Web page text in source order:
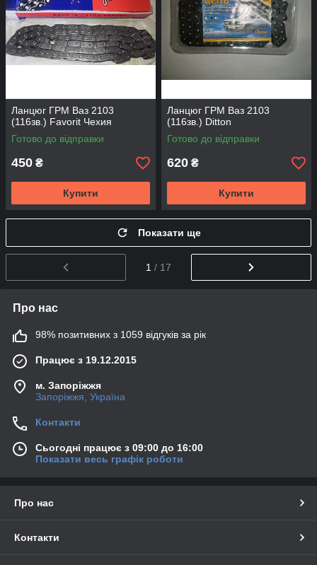
Ланцюг ГРМ Ваз 2103
(116зв.) Favorit Чехия
Готово до відправки
450 ₴
Купити
Ланцюг ГРМ Ваз 2103
(116зв.) Ditton
Готово до відправки
620 ₴
Купити
Показати ще
1 / 17
Про нас
98% позитивних з 1059 відгуків за рік
Працює з 19.12.2015
м. Запоріжжя
Запоріжжя, Україна
Контакти
Сьогодні працює з 09:00 до 16:00
Показати весь графік роботи
Про нас
Контакти